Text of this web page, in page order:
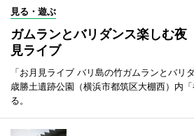
見る・遊ぶ
ガムランとバリダンス楽しむ
見ライブ
「お月見ライブ バリ島の竹ガムランとバリ
歳勝土遺跡公園（横浜市都筑区大棚西）内
る。